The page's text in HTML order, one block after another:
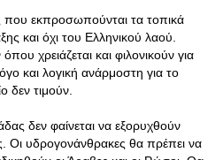
που εκπροσωπούνται τα τοπικά
και όχι του Ελληνικού λαού.
χρειάζεται και φιλονικούν για
και λογική ανάρμοστη για το
δεν τιμούν.
δεν φαίνεται να εξορυχθούν
Οι υδρογονάνθρακες θα πρέπει να